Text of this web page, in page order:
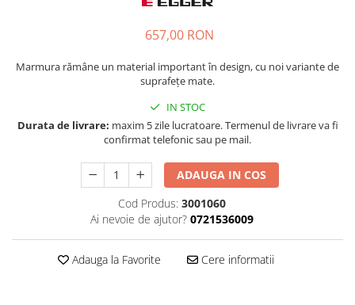
Sisteme pentru usi pliante
Console si suporti polita
Accesorii pentru compartimentare
Organizatoare sertare
imbinare
657,00 RON
Marmura rămâne un material important în design, cu noi variante de
suprafețe mate.
IN STOC
Durata de livrare: maxim 5 zile lucratoare. Termenul de livrare va fi
confirmat telefonic sau pe mail.
ADAUGA IN COS
Cod Produs: 3001060
Ai nevoie de ajutor? 0721536009
Adauga la Favorite Cere informatii